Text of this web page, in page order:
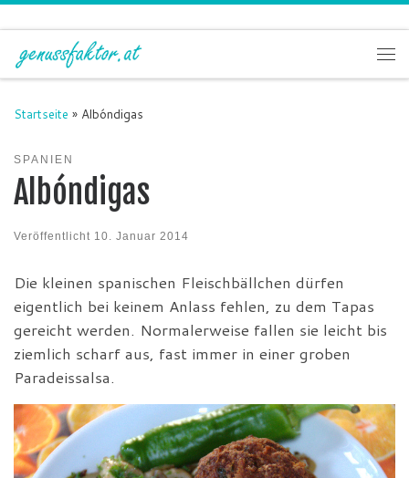
Zum Inhalt springen
Startseite » Albóndigas
SPANIEN
Albóndigas
Veröffentlicht 10. Januar 2014
Die kleinen spanischen Fleischbällchen dürfen
eigentlich bei keinem Anlass fehlen, zu dem Tapas
gereicht werden. Normalerweise fallen sie leicht bis
ziemlich scharf aus, fast immer in einer groben
Paradeissalsa.